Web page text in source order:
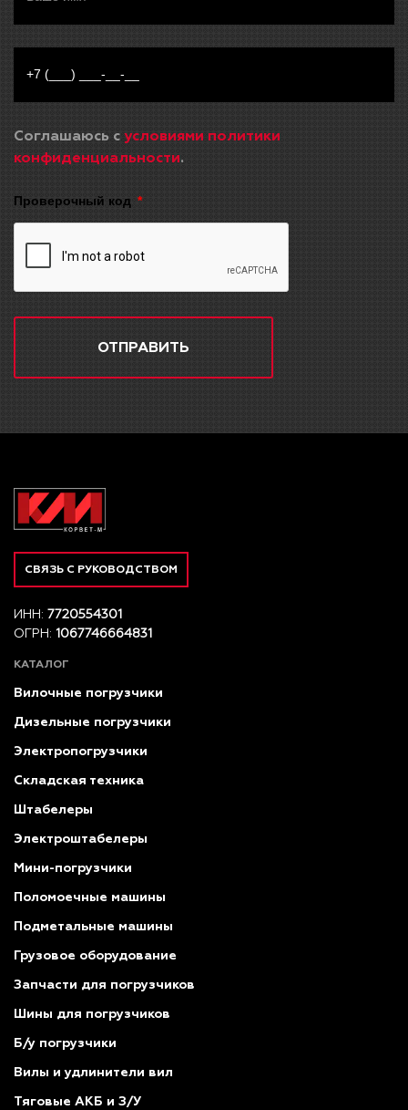
Соглашаюсь с условиями политики
конфиденциальности.
Проверочный код
ОТПРАВИТЬ
СВЯЗЬ С РУКОВОДСТВОМ
ИНН: 7720554301
ОГРН: 1067746664831
КАТАЛОГ
Вилочные погрузчики
Дизельные погрузчики
Электропогрузчики
Складская техника
Штабелеры
Электроштабелеры
Мини-погрузчики
Поломоечные машины
Подметальные машины
Грузовое оборудование
Запчасти для погрузчиков
Шины для погрузчиков
Б/у погрузчики
Вилы и удлинители вил
Тяговые АКБ и З/У